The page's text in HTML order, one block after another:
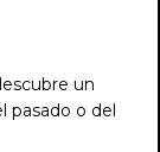
un
pasado o del